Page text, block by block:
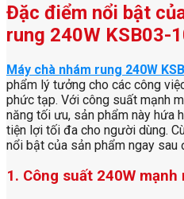
Đặc điểm nổi bật
rung 240W KSB03-
Máy chà nhám rung 240W
phẩm lý tưởng cho các công
phức tạp. Với công suất mạnh
năng tối ưu, sản phẩm này hứa
tiện lợi tối đa cho người dùng.
nổi bật của sản phẩm ngay sau
1. Công suất 240W mạnh